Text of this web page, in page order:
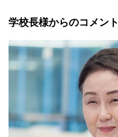
学校長様からのコメント